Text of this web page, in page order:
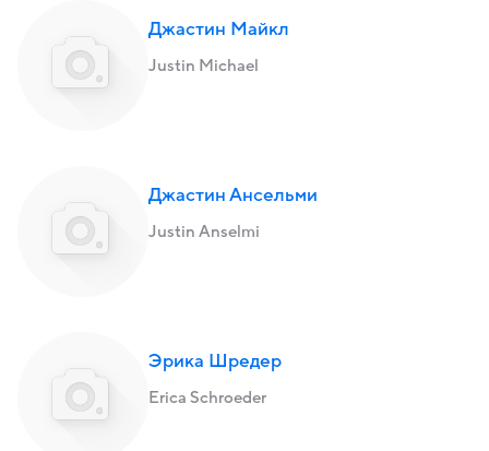
Джастин Майкл
Justin Michael
Джастин Ансельми
Justin Anselmi
Эрика Шредер
Erica Schroeder